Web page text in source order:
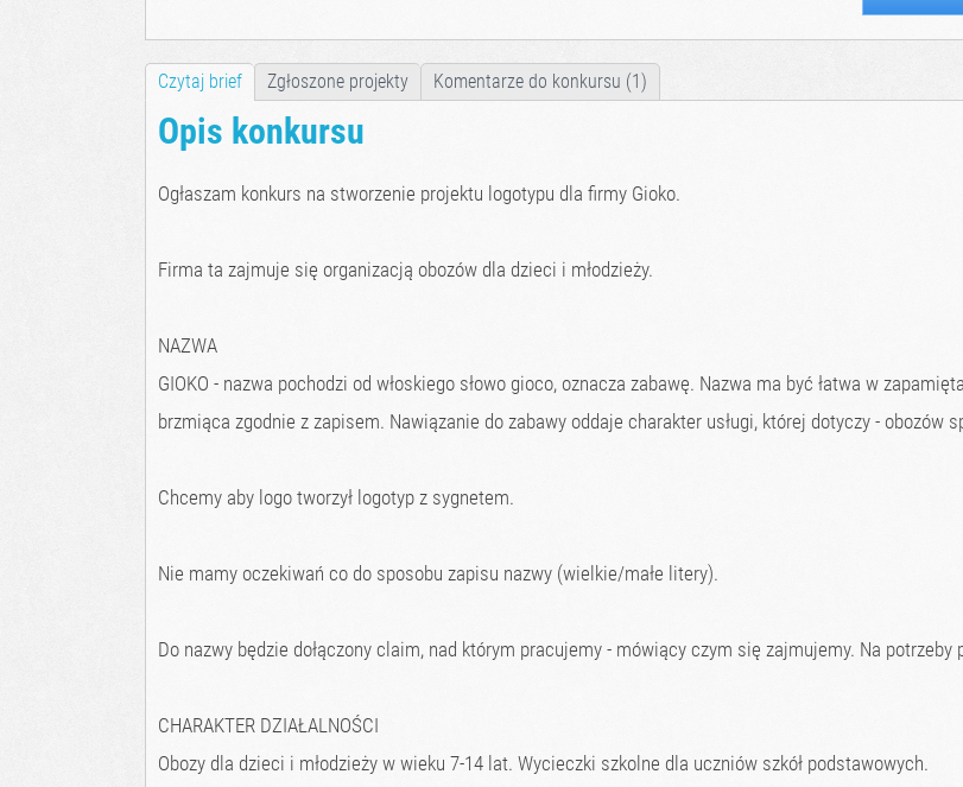
Czytaj brief Zgłoszone projekty Komentarze do konkursu (1)
Opis konkursu
Ogłaszam konkurs na stworzenie projektu logotypu dla firmy Gioko.
Firma ta zajmuje się organizacją obozów dla dzieci i młodzieży.
NAZWA
GIOKO - nazwa pochodzi od włoskiego słowo gioco, oznacza zabawę. Nazwa ma być łatwa w
brzmiąca zgodnie z zapisem. Nawiązanie do zabawy oddaje charakter usługi, której dotyczy - obozów
Chcemy aby logo tworzył logotyp z sygnetem.
Nie mamy oczekiwań co do sposobu zapisu nazwy (wielkie/małe litery).
Do nazwy będzie dołączony claim, nad którym pracujemy - mówiący czym się zajmujemy. Na potrzeby
CHARAKTER DZIAŁALNOŚCI
Obozy dla dzieci i młodzieży w wieku 7-14 lat. Wycieczki szkolne dla uczniów szkół podstawowych.